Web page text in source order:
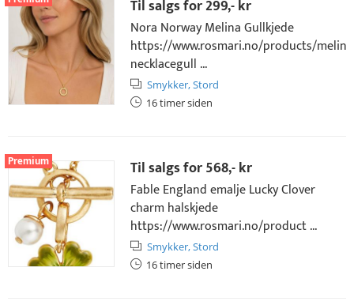
Til salgs for299,- kr
Nora Norway Melina Gullkjede
https://www.rosmari.no/products/
necklacegull ...
Smykker,Stord
16 timer siden
Premium Til salgs for568,- kr
Fable England emalje Lucky Clover
charm halskjede
https://www.rosmari.no/product ...
Smykker,Stord
16 timer siden